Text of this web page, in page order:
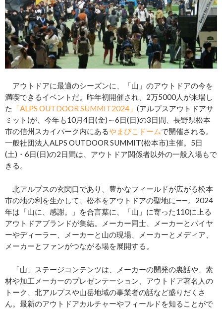
アウトドアに最適のシーズンに、「山」のアウトドアの今を
満喫できるイベントだ。昨年初開催され、2万5000人が来場し
た
「ALPS OUTDOOR SUMMIT2024」 (アルプスアウトドアサ
ミット)が、今年も10月4日(金)～6日(日)の3日間、長野県松本
市の信州スカイパーク内にあるやまびこドームで開催される。
一般社団法人ALPS OUTDOOR SUMMIT(松本市)主催。5日
(土)・6日(日)の2日間は、アウトドア関係者以外の一般入場もで
きる。
北アルプスの玄関口であり、豊かなフィールドが広がる松本
市の地の利を生かして、松本をアウトドアの聖地に――。2024
年は「山に、感謝。」を合言葉に、「山」に寄った110に上る
アウトドアブランドが集結。メーカー同士、メーカーとバイヤ
ーやディーラー、メーカーと山の現場、メーカーとメディア、
メーカーとファンがつながる場を展開する。
「山」ステージコンテンツは、メーカーの開発の裏話や、素
材や加工メーカーのプレゼンテーション、アウトドア著名人の
トーク、北アルプスや山岳地域の事業者の話など盛りだくさ
ん。最新のアウトドアカルチャーやフィールドを知ることがで